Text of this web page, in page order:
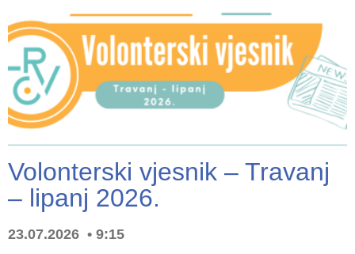
Volonterski vjesnik – Travanj
– lipanj 2026.
23.07.2026 9:15